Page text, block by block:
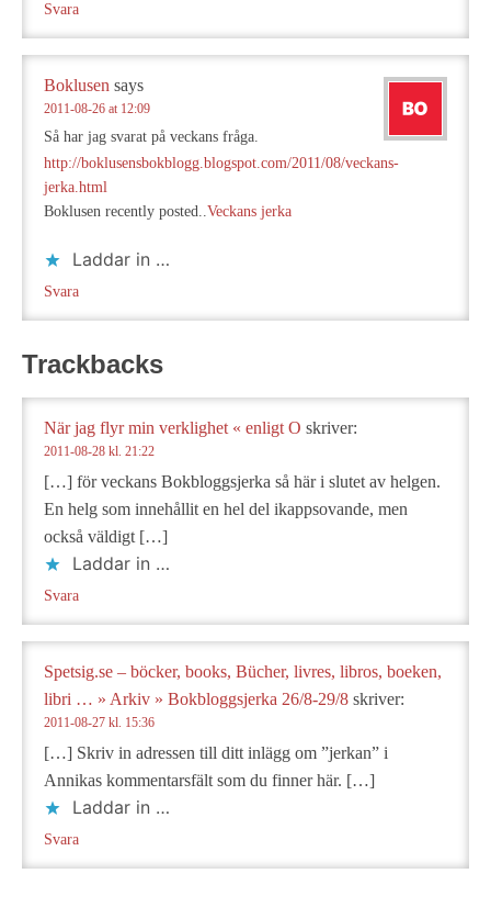
Svara
Boklusen says
2011-08-26 at 12:09
Så har jag svarat på veckans fråga.
http://boklusensbokblogg.blogspot.com/2011/08/veckans-
jerka.html
Boklusen recently posted..Veckans jerka
Laddar in …
Svara
Trackbacks
När jag flyr min verklighet « enligt O skriver:
2011-08-28 kl. 21:22
[…] för veckans Bokbloggsjerka så här i slutet av helgen.
En helg som innehållit en hel del ikappsovande, men
också väldigt […]
Laddar in …
Svara
Spetsig.se – böcker, books, Bücher, livres, libros, boeken,
libri … » Arkiv » Bokbloggsjerka 26/8-29/8 skriver:
2011-08-27 kl. 15:36
[…] Skriv in adressen till ditt inlägg om ”jerkan” i
Annikas kommentarsfält som du finner här. […]
Laddar in …
Svara